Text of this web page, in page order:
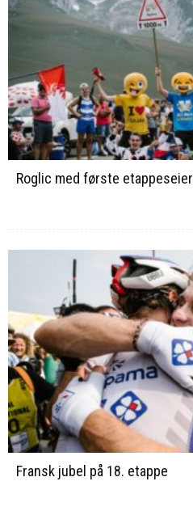
Roglic med første etappeseier
Fransk jubel på 18. etappe